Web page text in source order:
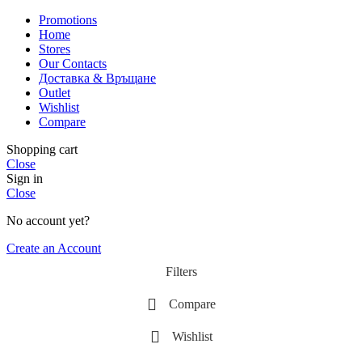
Promotions
Home
Stores
Our Contacts
Доставка & Връщане
Outlet
Wishlist
Compare
Shopping cart
Close
Sign in
Close
No account yet?
Create an Account
Filters
Compare
Wishlist